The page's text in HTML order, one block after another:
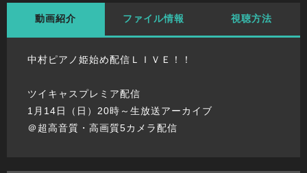
動画紹介 ファイル情報 視聴方法
中村ピアノ姫始め配信ＬＩＶＥ！！
ツイキャスプレミア配信
1月14日（日）20時～生放送アーカイブ
＠超高音質・高画質5カメラ配信